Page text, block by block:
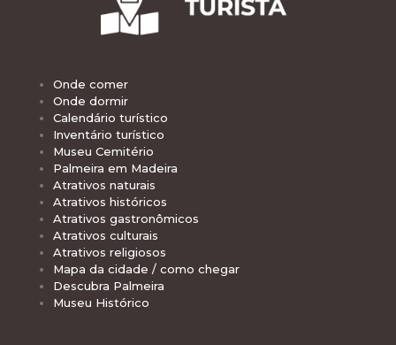
Onde comer
Onde dormir
Calendário turístico
Inventário turístico
Museu Cemitério
Palmeira em Madeira
Atrativos naturais
Atrativos históricos
Atrativos gastronômicos
Atrativos culturais
Atrativos religiosos
Mapa da cidade / como chegar
Descubra Palmeira
Museu Histórico